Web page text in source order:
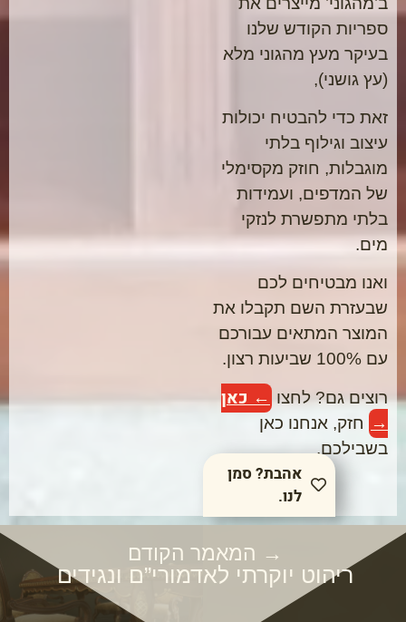
ספריות הקודש שלנו
בעיקר מעץ מהגוני מלא
(עץ גושני),
זאת כדי להבטיח יכולות
עיצוב וגילוף בלתי
מוגבלות, חוזק מקסימלי
של המדפים, ועמידות
בלתי מתפשרת לנזקי
מים.
ואנו מבטיחים לכם
שבעזרת השם תקבלו את
המוצר המתאים עבורכם
עם 100% שביעות רצון.
רוצים גם? לחצו ← כאן
→ חזק, אנחנו כאן
בשבילכם.
אהבת? סמן
לנו.
→ המאמר הקודם
ריהוט יוקרתי לאדמורי”ם ונגידים